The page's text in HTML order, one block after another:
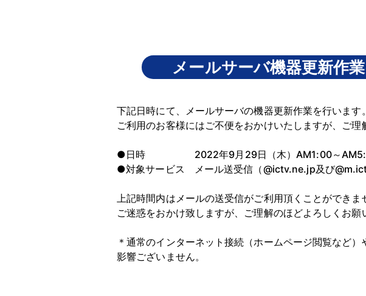
メールサーバ機器更新作
下記日時にて、メールサーバの機器更新作業を行います。
ご利用のお客様にはご不便をおかけいたしますが、ご理
●日時 2022年9月29日（木）AM1:00～
●対象サービス メール送受信（@ictv.ne.jp及び
上記時間内はメールの送受信がご利用頂くことができま
ご迷惑をおかけ致しますが、ご理解のほどよろしくお願
＊通常のインターネット接続（ホームページ閲覧など
影響ございません。